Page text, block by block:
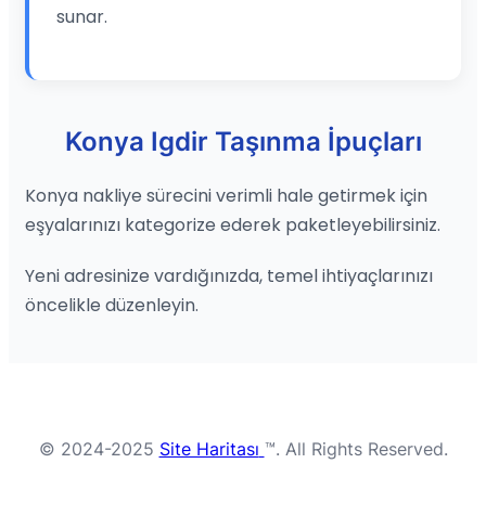
sunar.
Konya Igdir Taşınma İpuçları
Konya nakliye sürecini verimli hale getirmek için
eşyalarınızı kategorize ederek paketleyebilirsiniz.
Yeni adresinize vardığınızda, temel ihtiyaçlarınızı
öncelikle düzenleyin.
© 2024-2025 Site Haritası ™. All Rights Reserved.